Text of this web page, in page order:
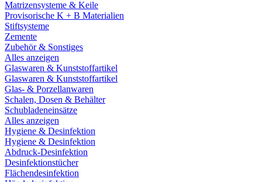
Matrizensysteme & Keile
Provisorische K + B Materialien
Stiftsysteme
Zemente
Zubehör & Sonstiges
Alles anzeigen
Glaswaren & Kunststoffartikel
Glaswaren & Kunststoffartikel
Glas- & Porzellanwaren
Schalen, Dosen & Behälter
Schubladeneinsätze
Alles anzeigen
Hygiene & Desinfektion
Hygiene & Desinfektion
Abdruck-Desinfektion
Desinfektionstücher
Flächendesinfektion